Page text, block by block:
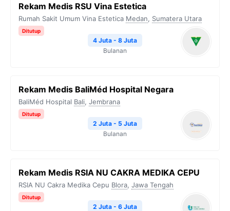
Rekam Medis RSU Vina Estetica
Rumah Sakit Umum Vina Estetica Medan, Sumatera Utara
Ditutup
4 Juta - 8 Juta
Bulanan
Rekam Medis BaliMéd Hospital Negara
BaliMéd Hospital Bali, Jembrana
Ditutup
2 Juta - 5 Juta
Bulanan
Rekam Medis RSIA NU CAKRA MEDIKA CEPU
RSIA NU Cakra Medika Cepu Blora, Jawa Tengah
Ditutup
2 Juta - 6 Juta